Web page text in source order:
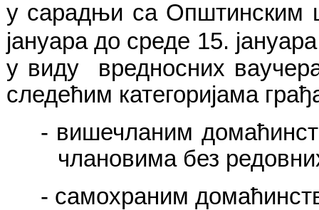
у сарадњи са Општинским
јануара до среде 15.
у виду вредносних
следећим категоријама
- вишечланим
члановима без
- самохраним